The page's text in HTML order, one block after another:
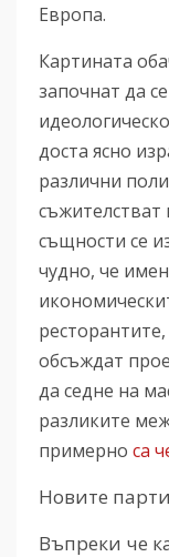
Европа.
Картината
започнат да
доста ясно
различни
съжителстват
същности се
чудно, че
обсъждат
да седне на
разликите
примерно са
Новите
Въпреки че